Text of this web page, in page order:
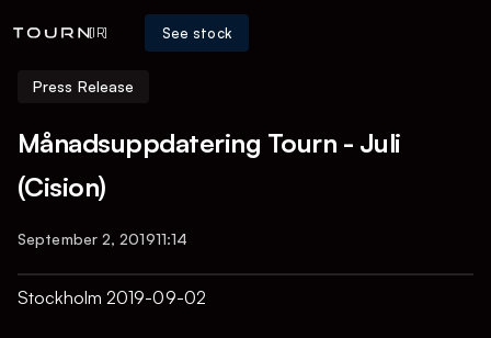
[IR] See stock
Press Release
Månadsuppdatering Tourn - Juli
(Cision)
September 2, 201911:14
Stockholm 2019-09-02